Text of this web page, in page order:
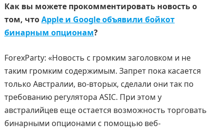
Как вы можете прокомментировать новость о
том, чтоApple и Google объявили бойкот
бинарным опционам?
ForexParty: «Новость с громким заголовком и не
таким громким содержимым. Запрет пока касается
только Австралии, во-вторых, сделали они так по
требованию регулятора ASIC. При этом у
австралийцев еще остается возможность торговать
бинарными опционами с помощью веб-